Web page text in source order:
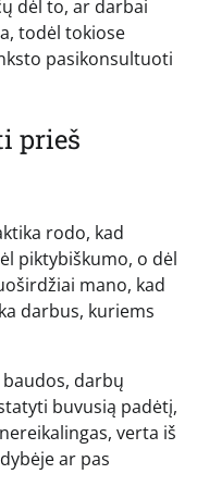
dėl to, ar darbai
todėl tokiose
pasikonsultuoti
prieš
rodo, kad
piktybiškumo, o dėl
mano, kad
darbus, kuriems
darbų
buvusią padėtį,
verta iš
ar pas